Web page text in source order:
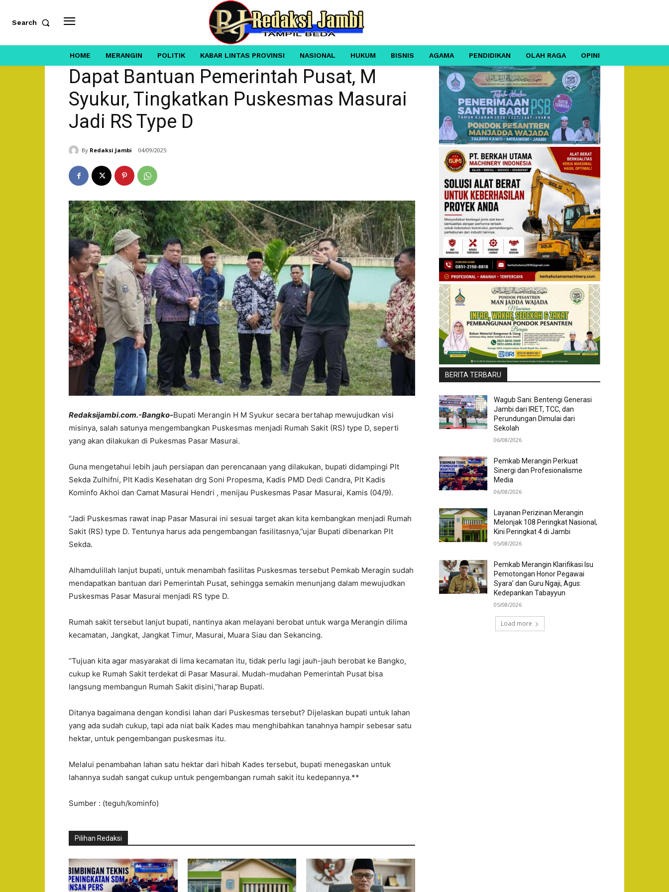
Search
HOME MERANGIN POLITIK KABAR LINTAS PROVINSI NASIONAL HUKUM BISNIS AGAMA PENDIDIKAN OLAH RAGA OPINI
Dapat Bantuan Pemerintah Pusat, M
Syukur, Tingkatkan Puskesmas Masurai
Jadi RS Type D
By Redaksi Jambi 04/09/2025
Redaksijambi.com.-Bangko-Bupati Merangin H M Syukur secara bertahap mewujudkan visi
misinya, salah satunya mengembangkan Puskesmas menjadi Rumah Sakit (RS) type D, seperti
yang akan dilakukan di Pukesmas Pasar Masurai.
Guna mengetahui lebih jauh persiapan dan perencanaan yang dilakukan, bupati didampingi Plt
Sekda Zulhifni, Plt Kadis Kesehatan drg Soni Propesma, Kadis PMD Dedi Candra, Plt Kadis
Kominfo Akhoi dan Camat Masurai Hendri , menijau Puskesmas Pasar Masurai, Kamis (04/9).
‘’Jadi Puskesmas rawat inap Pasar Masurai ini sesuai target akan kita kembangkan menjadi Rumah
Sakit (RS) type D. Tentunya harus ada pengembangan fasilitasnya,’’ujar Bupati dibenarkan Plt
Sekda.
Alhamdulillah lanjut bupati, untuk menambah fasilitas Puskesmas tersebut Pemkab Meragin sudah
mendapatkan bantuan dari Pemerintah Pusat, sehingga semakin menunjang dalam mewujudkan
Puskesmas Pasar Masurai menjadi RS type D.
Rumah sakit tersebut lanjut bupati, nantinya akan melayani berobat untuk warga Merangin dilima
kecamatan, Jangkat, Jangkat Timur, Masurai, Muara Siau dan Sekancing.
‘’Tujuan kita agar masyarakat di lima kecamatan itu, tidak perlu lagi jauh-jauh berobat ke Bangko,
cukup ke Rumah Sakit terdekat di Pasar Masurai. Mudah-mudahan Pemerintah Pusat bisa
langsung membangun Rumah Sakit disini,’’harap Bupati.
Ditanya bagaimana dengan kondisi lahan dari Puskesmas tersebut? Dijelaskan bupati untuk lahan
yang ada sudah cukup, tapi ada niat baik Kades mau menghibahkan tanahnya hampir sebesar satu
hektar, untuk pengembangan puskesmas itu.
Melalui penambahan lahan satu hektar dari hibah Kades tersebut, bupati menegaskan untuk
lahannya sudah sangat cukup untuk pengembangan rumah sakit itu kedepannya.**
Sumber : (teguh/kominfo)
Pilihan Redaksi
BERITA TERBARU
Wagub Sani: Bentengi Generasi
Jambi dari IRET, TCC, dan
Perundungan Dimulai dari
Sekolah
06/08/2026
Pemkab Merangin Perkuat
Sinergi dan Profesionalisme
Media
06/08/2026
Layanan Perizinan Merangin
Melonjak 108 Peringkat Nasional,
Kini Peringkat 4 di Jambi
05/08/2026
Pemkab Merangin Klarifikasi Isu
Pemotongan Honor Pegawai
Syara’ dan Guru Ngaji, Agus:
Kedepankan Tabayyun
05/08/2026
Load more